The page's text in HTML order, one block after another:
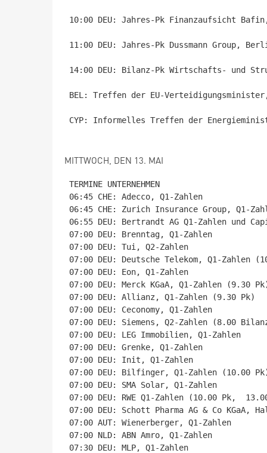
10:00 DEU: Jahres-Pk Finanzaufsicht
11:00 DEU: Jahres-Pk Dussmann Group,
14:00 DEU: Bilanz-Pk Wirtschafts- und
BEL: Treffen der EU-
CYP: Informelles Treffen der
MITTWOCH, DEN 13. MAI
TERMINE UNTERNEHMEN
06:45 CHE: Adecco, Q1-Zahlen
06:45 CHE: Zurich Insurance Group, Q1-
06:55 DEU: Bertrandt AG Q1-Zahlen und
07:00 DEU: Brenntag, Q1-Zahlen
07:00 DEU: Tui, Q2-Zahlen
07:00 DEU: Deutsche Telekom, Q1-Zahlen
07:00 DEU: Eon, Q1-Zahlen
07:00 DEU: Merck KGaA, Q1-Zahlen (9.30
07:00 DEU: Allianz, Q1-Zahlen (9.30 Pk)
07:00 DEU: Ceconomy, Q1-Zahlen
07:00 DEU: Siemens, Q2-Zahlen (8.00
07:00 DEU: LEG Immobilien, Q1-Zahlen
07:00 DEU: Grenke, Q1-Zahlen
07:00 DEU: Init, Q1-Zahlen
07:00 DEU: Bilfinger, Q1-Zahlen (10.00
07:00 DEU: SMA Solar, Q1-Zahlen
07:00 DEU: RWE Q1-Zahlen (10.00 Pk,
07:00 DEU: Schott Pharma AG & Co KGaA,
07:00 AUT: Wienerberger, Q1-Zahlen
07:00 NLD: ABN Amro, Q1-Zahlen
07:30 DEU: MLP, Q1-Zahlen